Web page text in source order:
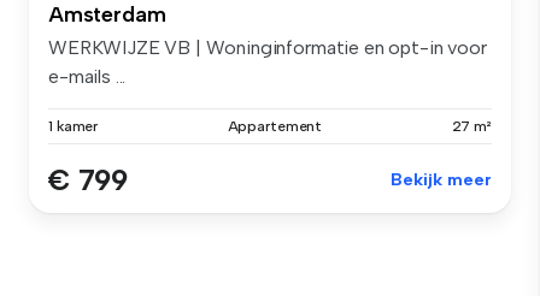
Amsterdam
WERKWIJZE VB | Woninginformatie en opt-in voor
e-mails ...
1 kamer Appartement 27 m²
€ 799 Bekijk meer